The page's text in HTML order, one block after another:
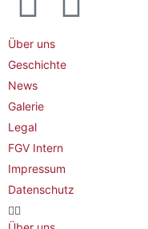
Über uns
Geschichte
News
Galerie
Legal
FGV Intern
Impressum
Datenschutz